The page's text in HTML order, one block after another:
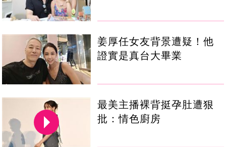
姜厚任女友背景遭疑！他
證實是真台大畢業
最美主播裸背挺孕肚遭狠
批：情色廚房